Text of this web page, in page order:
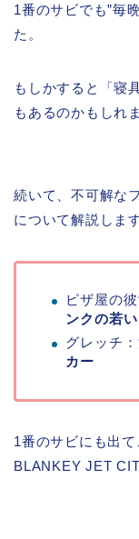
1番のサビでも”毎
た。
もしかすると「寝
もあるのかもしれ
続いて、不可解な
について解説します
ピザ屋の
ンクの若
グレッチ
カー
1番のサビにも出
BLANKEY JET